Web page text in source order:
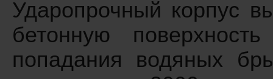
Ударопрочный корпус
бетонную
попадания водяных